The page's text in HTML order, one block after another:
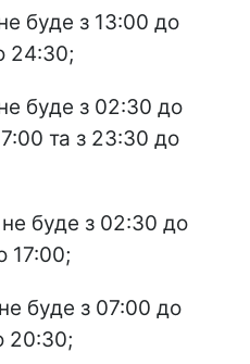
буде з 13:00 до
24:30;
буде з 02:30 до
та з 23:30 до
не буде з 02:30 до
17:00;
буде з 07:00 до
20:30;